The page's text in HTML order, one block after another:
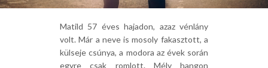
Matild 57 éves hajadon, azaz vénlány
volt. Már a neve is mosoly fakasztott, a
külseje csúnya, a modora az évek során
egyre csak romlott. Mély hangon